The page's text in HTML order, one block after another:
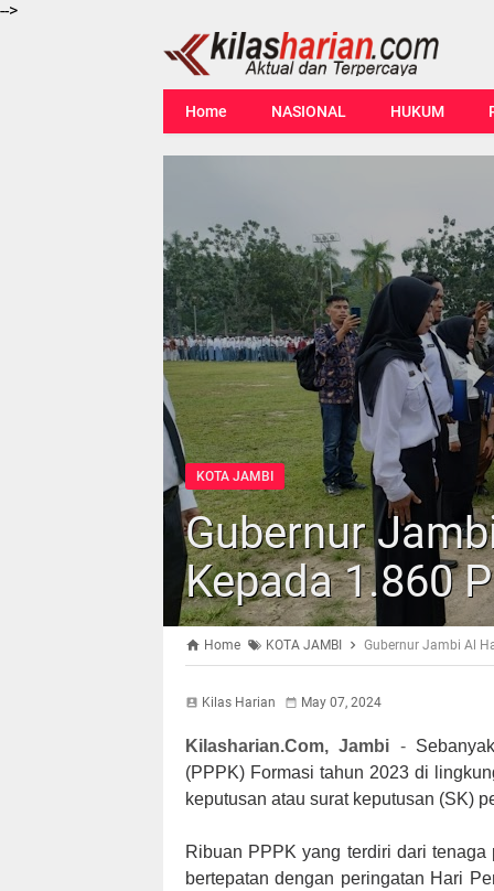
-->
Home NASIONAL HUKUM
KOTA JAMBI
Gubernur
Kepada 1.860
Home KOTA JAMBI Gubernur Jambi Al
Kilas Harian May 07, 2024
Kilasharian.Com, Jambi -
(PPPK) Formasi tahun 2023 di
keputusan atau surat keputusan (SK)
Ribuan PPPK yang terdiri dari
bertepatan dengan peringatan Hari